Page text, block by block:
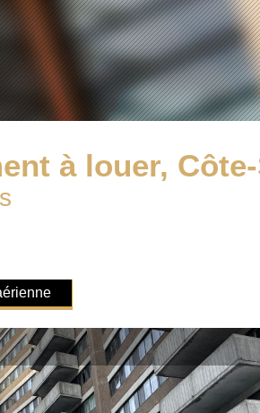
à louer,